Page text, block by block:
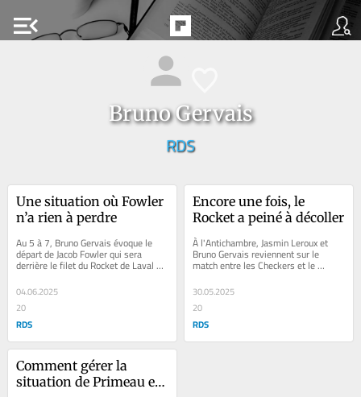
menu_open
Bruno Gervais
RDS
Une situation où Fowler
n’a rien à perdre
Au 5 à 7, Bruno Gervais évoque le
départ de Jacob Fowler qui sera
derrière le filet du Rocket de Laval
04.06.2025
20
RDS
Encore une fois, le
Rocket a peiné à décoller
À l'Antichambre, Jasmin Leroux et
Bruno Gervais reviennent sur le
match entre les Checkers et le
30.05.2025
20
RDS
Comment gérer la
situation de Primeau et